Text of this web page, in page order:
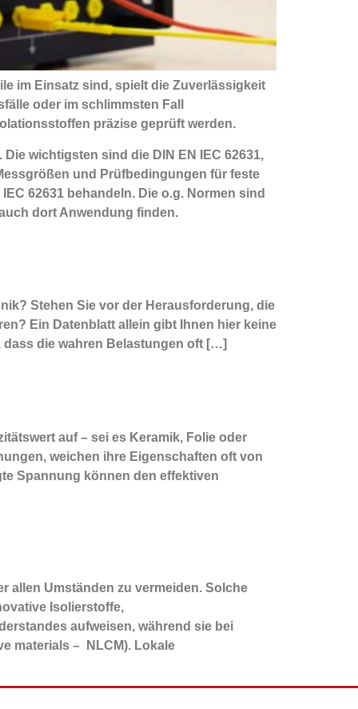
im Einsatz sind, spielt die Zuverlässigkeit
oder im schlimmsten Fall
präzise geprüft werden.
wichtigsten sind die DIN EN IEC 62631,
und Prüfbedingungen für feste
62631 behandeln. Die o.g. Normen sind
dort Anwendung finden.
Stehen Sie vor der Herausforderung, die
Ein Datenblatt allein gibt Ihnen hier keine
dass die wahren Belastungen oft […]
auf – sei es Keramik, Folie oder
weichen ihre Eigenschaften oft von
Spannung können den effektiven
allen Umständen zu vermeiden. Solche
Isolierstoffe,
aufweisen, während sie bei
materials – NLCM). Lokale